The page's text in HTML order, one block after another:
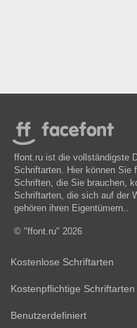
ffont.ru ist die vollständigste
Schriftarten. Hier können Sie
Schriften, die Sie brauchen,
Schriftarten, die sich auf der
gehören ihren Eigentümern..
© "ffont.ru" 2026
Kostenlose Schriftarten
Kostenpflichtige Schriftarten
Benutzerdefiniert